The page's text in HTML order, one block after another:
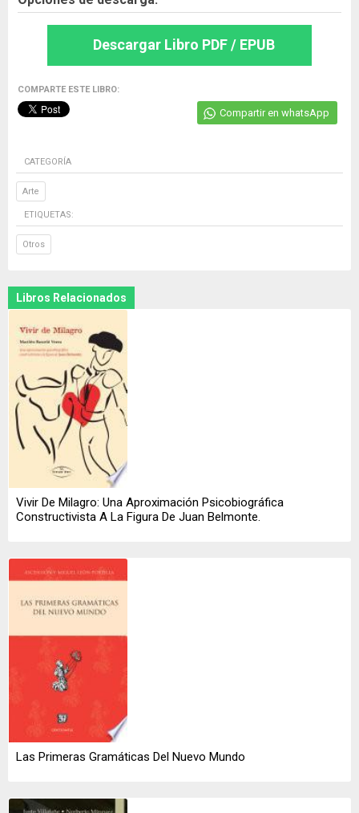
Descargar Libro PDF / EPUB
COMPARTE ESTE LIBRO:
Compartir en whatsApp
CATEGORÍA
Arte
ETIQUETAS:
Otros
Libros Relacionados
Vivir De Milagro: Una Aproximación Psicobiográfica
Constructivista A La Figura De Juan Belmonte.
Las Primeras Gramáticas Del Nuevo Mundo